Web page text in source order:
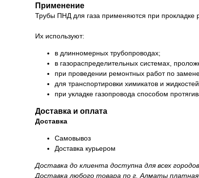
Применение
Трубы ПНД для газа применяются при прокладке
Их используют:
в длинномерных трубопроводах;
в газораспределительных системах,
при проведении ремонтных работ по
для транспортировки химикатов и
при укладке газопровода способом
Доставка и оплата
Доставка
Самовывоз
Доставка курьером
Доставка до клиента доступна для всех
Доставка любого товара по г. Алматы